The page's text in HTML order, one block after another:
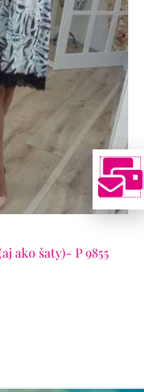
ako šaty)- P 9855